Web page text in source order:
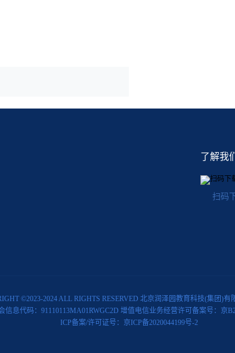
了解我们
扫码
©2023-2024 ALL RIGHTS RESERVED 北京润泽园教育科技(集团)有
信息代码：91110113MA01RWGC2D 增值电信业务经营许可备案号：京
ICP备案/许可证号：京ICP备2020044199号-2